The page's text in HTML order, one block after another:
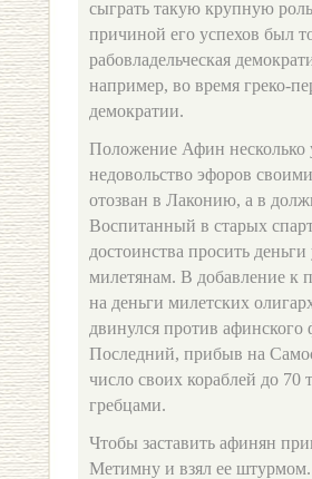
сыграть такую крупную
причиной его успехов был
рабовладельческая
например, во время греко-
демократии.
Положение Афин несколько
недовольство эфоров
отозван в Лаконию, а в
Воспитанный в старых
достоинства просить
милетянам. В добавление к
на деньги милетских
двинулся против
Последний, прибыв на
число своих кораблей до 70
гребцами.
Чтобы заставить афинян
Метимну и взял ее